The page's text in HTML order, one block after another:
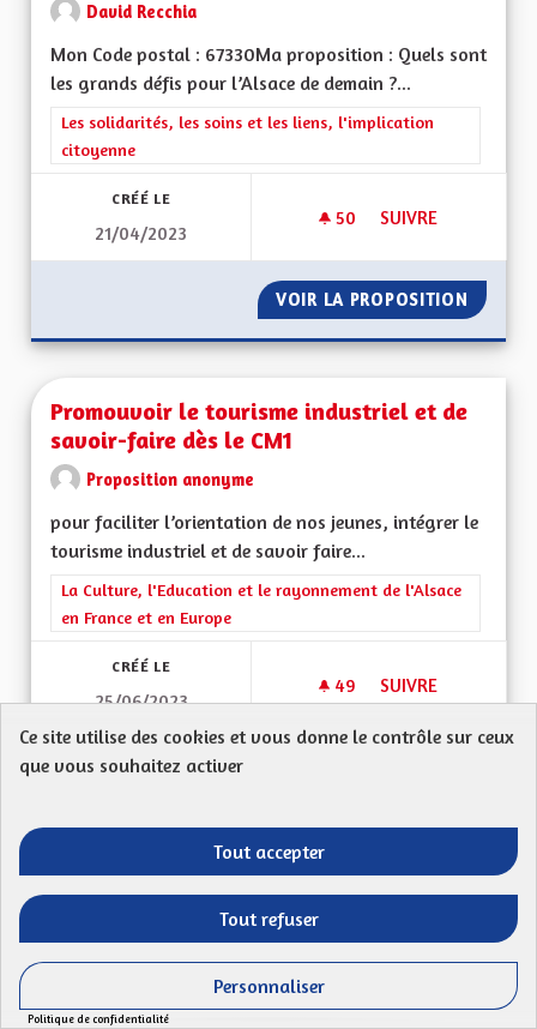
David Recchia
Mon Code postal : 67330Ma proposition : Quels sont
les grands défis pour l’Alsace de demain ?...
Filtrer les résultats de la catégorie : Les solidarités, les soins
Les solidarités, les soins et les liens, l'implication
citoyenne
CRÉÉ LE
21/04/2023
50 50 ABONNÉS
SUIVRE
VOIR LA PROPOSITION DES
Promouvoir le tourisme industriel et de
savoir-faire dès le CM1
Proposition anonyme
pour faciliter l’orientation de nos jeunes, intégrer le
tourisme industriel et de savoir faire...
Filtrer les résultats de la catégorie : La Culture, l'Education et
La Culture, l'Education et le rayonnement de l'Alsace
en France et en Europe
CRÉÉ LE
25/06/2023
49 49 ABONNÉS
SUIVRE
PROMOUVOIR LE
Limiter le trafic des poids lourds
Proposition anonyme
Mon Code postal : 68 740Mettre en place les
portiques écotaxe afin de limiter le trafic des poids...
Ce site utilise des cookies et vous donne le contrôle sur ceux
que vous souhaitez activer
Tout accepter
Tout refuser
Personnaliser
Politique de confidentialité